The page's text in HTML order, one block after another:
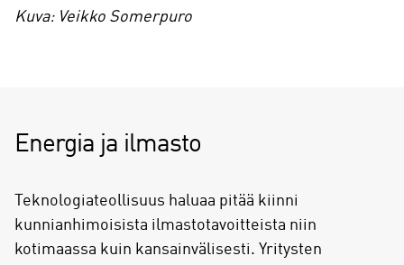
Kuva: Veikko Somerpuro
Energia ja ilmasto
Teknologiateollisuus haluaa pitää kiinni
kunnianhimoisista ilmastotavoitteista niin
kotimaassa kuin kansainvälisesti. Yritysten